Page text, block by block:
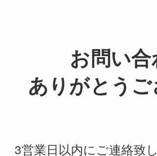
お問い
ありがとう
3営業日以内にご連絡致